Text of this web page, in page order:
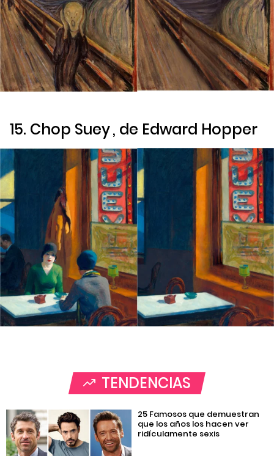
15. Chop Suey, de Edward Hopper
TENDENCIAS
25 Famosos que demuestran
que los años los hacen ver
ridículamente sexis